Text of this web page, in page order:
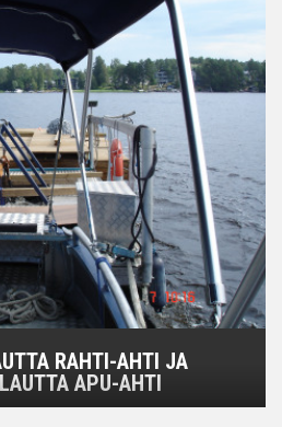
RAHTI-AHTI JA
APU-AHTI